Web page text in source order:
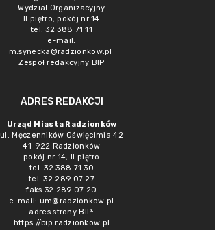
Wydział Organizacyjny
II piętro, pokój nr 14
tel. 32 388 71 11
e-mail:
m.synecka@radzionkow.pl
Zespół redakcyjny BIP
ADRES REDAKCJI
Urząd Miasta Radzionków
ul. Męczenników Oświęcimia 42
41-922 Radzionków
pokój nr 14, II piętro
tel. 32 388 71 30
tel. 32 289 07 27
faks 32 289 07 20
e-mail: um@radzionkow.pl
adres strony BIP:
https://bip.radzionkow.pl